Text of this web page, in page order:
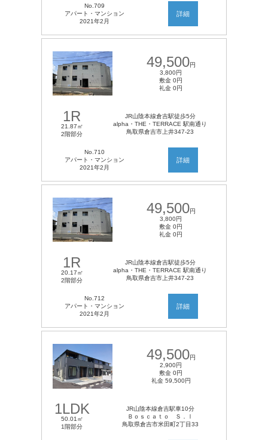
No.709
アパート・マンション
2021年2月
詳細
49,500円
3,800円
敷金 0円
礼金 0円
1R
21.87㎡
2階部分
JR山陰本線倉吉駅徒歩5分
alpha・THE・TERRACE 駅南通り
鳥取県倉吉市上井347-23
No.710
アパート・マンション
2021年2月
詳細
49,500円
3,800円
敷金 0円
礼金 0円
1R
20.17㎡
2階部分
JR山陰本線倉吉駅徒歩5分
alpha・THE・TERRACE 駅南通り
鳥取県倉吉市上井347-23
No.712
アパート・マンション
2021年2月
詳細
49,500円
2,900円
敷金 0円
礼金 59,500円
1LDK
50.01㎡
1階部分
JR山陰本線倉吉駅車10分
Ｂｏｓｃａｔｏ Ｓ．Ⅰ
鳥取県倉吉市米田町2丁目33